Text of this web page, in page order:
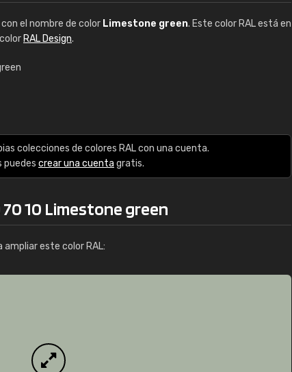
con el nombre de color Limestone green. Este color RAL está en
RAL Design.
colecciones de colores RAL con una cuenta.
puedes crear una cuenta gratis.
10 Limestone green
ampliar este color RAL:
RAL K7 a base de agua